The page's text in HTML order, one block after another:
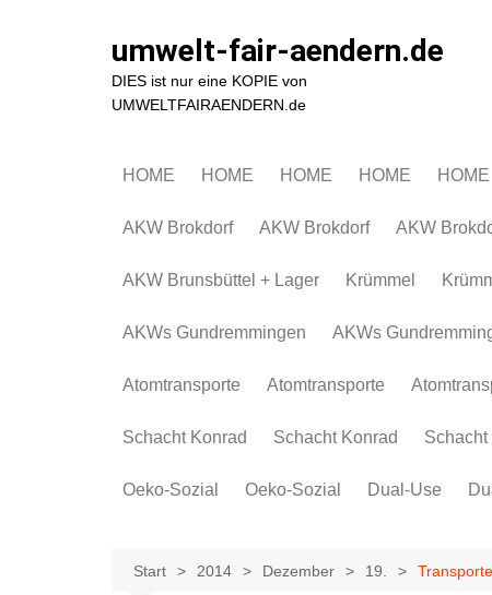
umwelt-fair-aendern.de
DIES ist nur eine KOPIE von
UMWELTFAIRAENDERN.de
HOME HOME HOME HOME HOME
AKW Brokdorf AKW Brokdorf AKW
AKW Brunsbüttel + Lager Krümmel
AKWs Gundremmingen AKWs
Atomtransporte Atomtransporte
Schacht Konrad Schacht Konrad Schacht
Oeko-Sozial
Arbeitsplätze
Oeko-Sozial
Arbeitsplätze
Dual-Use
Start 2014 Dezember 19.